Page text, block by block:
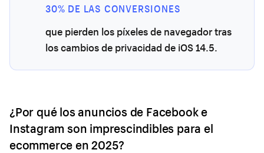
30% DE LAS CONVERSIONES
que pierden los píxeles de navegador tras
los cambios de privacidad de iOS 14.5.
¿Por qué los anuncios de Facebook e
Instagram son imprescindibles para el
ecommerce en 2025?